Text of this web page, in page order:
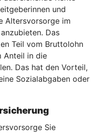
und
Altersvorsorge im
Das
Teil vom Bruttolohn
Anteil in die
Das hat den Vorteil,
Sozialabgaben oder
Sie